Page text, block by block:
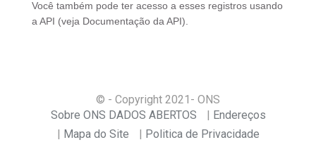
Você também pode ter acesso a esses registros usando
a API (veja Documentação da API ).
© - Copyright 2021 - ONS
Sobre ONS DADOS ABERTOS
Endereços
Mapa do Site
Politica de Privacidade